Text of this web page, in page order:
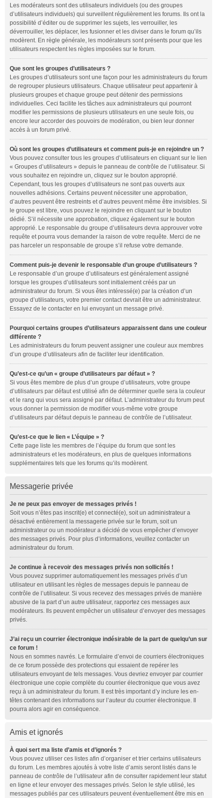
Les modérateurs sont des utilisateurs individuels (ou des groupes
d’utilisateurs individuels) qui surveillent régulièrement les forums. Ils ont la
possibilité d’éditer ou de supprimer les sujets, les verrouiller, les
déverrouiller, les déplacer, les fusionner et les diviser dans le forum qu’ils
modèrent. En règle générale, les modérateurs sont présents pour que les
utilisateurs respectent les règles imposées sur le forum.
Que sont les groupes d’utilisateurs ?
Les groupes d’utilisateurs sont une façon pour les administrateurs du forum
de regrouper plusieurs utilisateurs. Chaque utilisateur peut appartenir à
plusieurs groupes et chaque groupe peut détenir des permissions
individuelles. Ceci facilite les tâches aux administrateurs qui pourront
modifier les permissions de plusieurs utilisateurs en une seule fois, ou
encore leur accorder des pouvoirs de modération, ou bien leur donner
accès à un forum privé.
Où sont les groupes d’utilisateurs et comment puis-je en rejoindre un ?
Vous pouvez consulter tous les groupes d’utilisateurs en cliquant sur le lien
« Groupes d’utilisateurs » depuis le panneau de contrôle de l’utilisateur. Si
vous souhaitez en rejoindre un, cliquez sur le bouton approprié.
Cependant, tous les groupes d’utilisateurs ne sont pas ouverts aux
nouvelles adhésions. Certains peuvent nécessiter une approbation,
d’autres peuvent être restreints et d’autres peuvent même être invisibles. Si
le groupe est libre, vous pouvez le rejoindre en cliquant sur le bouton
dédié. S’il nécessite une approbation, cliquez également sur le bouton
approprié. Le responsable du groupe d’utilisateurs devra approuver votre
requête et pourra vous demander la raison de votre requête. Merci de ne
pas harceler un responsable de groupe s’il refuse votre demande.
Comment puis-je devenir le responsable d’un groupe d’utilisateurs ?
Le responsable d’un groupe d’utilisateurs est généralement assigné
lorsque les groupes d’utilisateurs sont initialement créés par un
administrateur du forum. Si vous êtes intéressé(e) par la création d’un
groupe d’utilisateurs, votre premier contact devrait être un administrateur.
Essayez de le contacter en lui envoyant un message privé.
Pourquoi certains groupes d’utilisateurs apparaissent dans une couleur
différente ?
Les administrateurs du forum peuvent assigner une couleur aux membres
d’un groupe d’utilisateurs afin de faciliter leur identification.
Qu’est-ce qu’un « groupe d’utilisateurs par défaut » ?
Si vous êtes membre de plus d’un groupe d’utilisateurs, votre groupe
d’utilisateurs par défaut est utilisé afin de déterminer quelle sera la couleur
et le rang qui vous sera assigné par défaut. L’administrateur du forum peut
vous donner la permission de modifier vous-même votre groupe
d’utilisateurs par défaut depuis le panneau de contrôle de l’utilisateur.
Qu’est-ce que le lien « L’équipe » ?
Cette page liste les membres de l’équipe du forum que sont les
administrateurs et les modérateurs, en plus de quelques informations
supplémentaires tels que les forums qu’ils modèrent.
Messagerie privée
Je ne peux pas envoyer de messages privés !
Soit vous n’êtes pas inscrit(e) et connecté(e), soit un administrateur a
désactivé entièrement la messagerie privée sur le forum, soit un
administrateur ou un modérateur a décidé de vous empêcher d’envoyer
des messages privés. Pour plus d’informations, veuillez contacter un
administrateur du forum.
Je continue à recevoir des messages privés non sollicités !
Vous pouvez supprimer automatiquement les messages privés d’un
utilisateur en utilisant les règles de messages depuis le panneau de
contrôle de l’utilisateur. Si vous recevez des messages privés de manière
abusive de la part d’un autre utilisateur, rapportez ces messages aux
modérateurs. Ils peuvent empêcher un utilisateur d’envoyer des messages
privés.
J’ai reçu un courrier électronique indésirable de la part de quelqu’un sur
ce forum !
Nous en sommes navrés. Le formulaire d’envoi de courriers électroniques
de ce forum possède des protections qui essaient de repérer les
utilisateurs envoyant de tels messages. Vous devriez envoyer par courrier
électronique une copie complète du courrier électronique que vous avez
reçu à un administrateur du forum. Il est très important d’y inclure les en-
têtes contenant des informations sur l’auteur du courrier électronique. Il
pourra alors agir en conséquence.
Amis et ignorés
À quoi sert ma liste d’amis et d’ignorés ?
Vous pouvez utiliser ces listes afin d’organiser et trier certains utilisateurs
du forum. Les membres ajoutés à votre liste d’amis seront listés dans le
panneau de contrôle de l’utilisateur afin de consulter rapidement leur statut
en ligne et leur envoyer des messages privés. Selon le style utilisé, les
messages publiés par ces utilisateurs peuvent éventuellement être mis en